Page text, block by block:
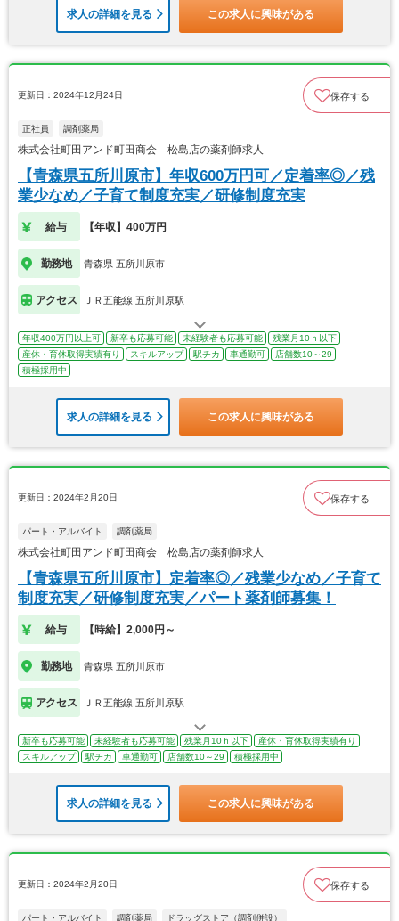
求人の詳細を見る この求人に興味がある
更新日：2024年12月24日 保存する
正社員 調剤薬局
株式会社町田アンド町田商会 松島店の薬剤師求人
【青森県五所川原市】年収600万円可／定着率◎／残
業少なめ／子育て制度充実／研修制度充実
給与 【年収】400万円
勤務地 青森県 五所川原市
アクセス ＪＲ五能線 五所川原駅
年収400万円以上可 新卒も応募可能 未経験者も応募可能
残業月10ｈ以下
産休・育休取得実績有り
スキルアップ 駅チカ 車通勤可
店舗数10～29
積極採用中
求人の詳細を見る この求人に興味がある
更新日：2024年2月20日 保存する
パート・アルバイト 調剤薬局
株式会社町田アンド町田商会 松島店の薬剤師求人
【青森県五所川原市】定着率◎／残業少なめ／子育て
制度充実／研修制度充実／パート薬剤師募集！
給与 【時給】2,000円～
勤務地 青森県 五所川原市
アクセス ＪＲ五能線 五所川原駅
新卒も応募可能 未経験者も応募可能 残業月10ｈ以下
産休・育休取得実績有り
スキルアップ
駅チカ 車通勤可 店舗数10～29 積極採用中
求人の詳細を見る この求人に興味がある
更新日：2024年2月20日 保存する
パート・アルバイト 調剤薬局 ドラッグストア（調剤併設）